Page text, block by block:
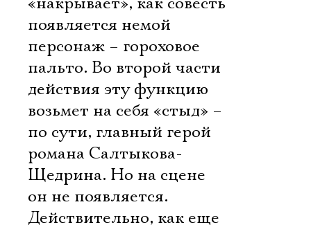
появляется немой
персонаж – гороховое
пальто. Во второй части
действия эту функцию
возьмет на себя «стыд» –
по сути, главный герой
романа Салтыкова-
Щедрина. Но на сцене
он не появляется.
Действительно, как еще
Ознакомиться